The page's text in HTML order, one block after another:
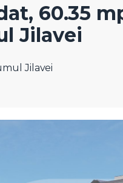
60.35
Jilavei
Jilavei